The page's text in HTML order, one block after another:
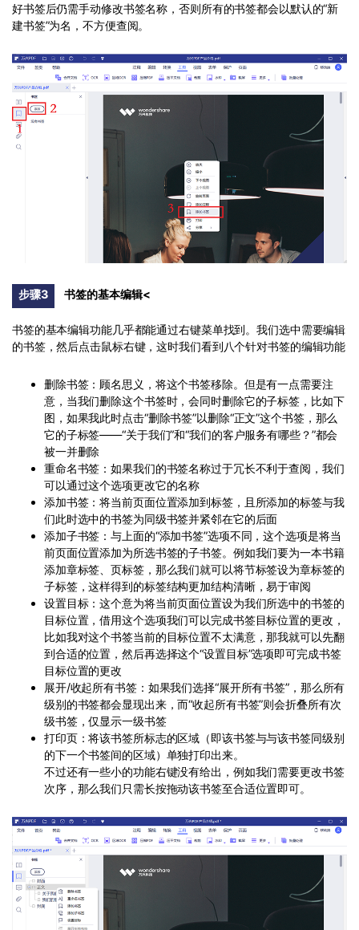
好书签后仍需手动修改书签名称，否则所有的书签都会以默认的“新
建书签”为名，不方便查阅。
步骤3 书签的基本编辑<
书签的基本编辑功能几乎都能通过右键菜单找到。我们选中需要编辑
的书签，然后点击鼠标右键，这时我们看到八个针对书签的编辑功能
删除书签：顾名思义，将这个书签移除。但是有一点需要注
意，当我们删除这个书签时，会同时删除它的子标签，比如下
图，如果我此时点击“删除书签”以删除“正文”这个书签，那么
它的子标签——“关于我们”和“我们的客户服务有哪些？”都会
被一并删除
重命名书签：如果我们的书签名称过于冗长不利于查阅，我们
可以通过这个选项更改它的名称
添加书签：将当前页面位置添加到标签，且所添加的标签与我
们此时选中的书签为同级书签并紧邻在它的后面
添加子书签：与上面的“添加书签”选项不同，这个选项是将当
前页面位置添加为所选书签的子书签。例如我们要为一本书籍
添加章标签、页标签，那么我们就可以将节标签设为章标签的
子标签，这样得到的标签结构更加结构清晰，易于审阅
设置目标：这个意为将当前页面位置设为我们所选中的书签的
目标位置，借用这个选项我们可以完成书签目标位置的更改，
比如我对这个书签当前的目标位置不太满意，那我就可以先翻
到合适的位置，然后再选择这个“设置目标”选项即可完成书签
目标位置的更改
展开/收起所有书签：如果我们选择“展开所有书签”，那么所有
级别的书签都会显现出来，而“收起所有书签”则会折叠所有次
级书签，仅显示一级书签
打印页：将该书签所标志的区域（即该书签与与该书签同级别
的下一个书签间的区域）单独打印出来。
不过还有一些小的功能右键没有给出，例如我们需要更改书签
次序，那么我们只需长按拖动该书签至合适位置即可。